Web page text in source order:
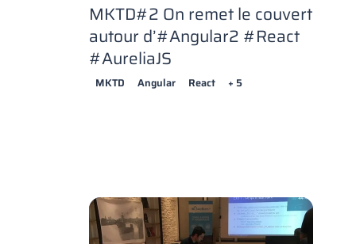
MKTD#2 On remet le couvert
autour d’#Angular2 #React
#AureliaJS
MKTD Angular React + 5